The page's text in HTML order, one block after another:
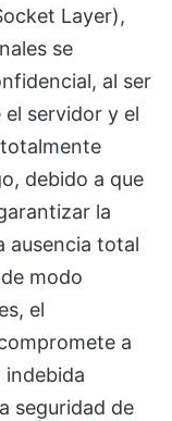
Layer),
se
al ser
servidor y el
debido a que
la
ausencia total
modo
el
a
indebida
seguridad de